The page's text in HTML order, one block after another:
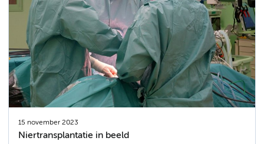
15 november 2023
Niertransplantatie in beeld